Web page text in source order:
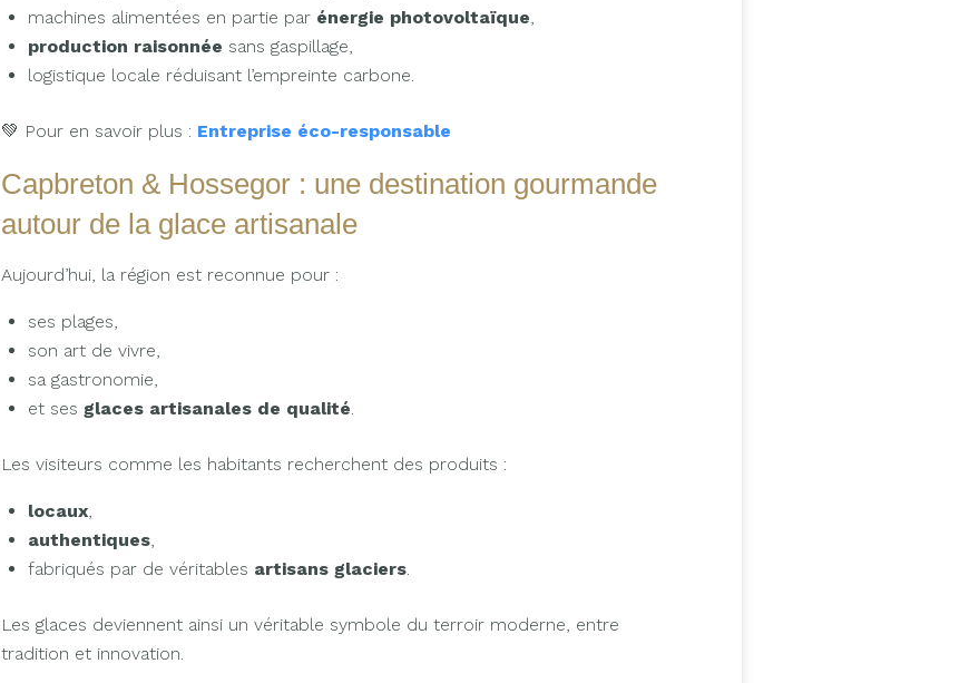
machines alimentées en partie par énergie photovoltaïque,
production raisonnée sans gaspillage,
logistique locale réduisant l’empreinte carbone.
💚 Pour en savoir plus : Entreprise éco-responsable
Capbreton & Hossegor : une destination gourmande
autour de la glace artisanale
Aujourd’hui, la région est reconnue pour :
ses plages,
son art de vivre,
sa gastronomie,
et ses glaces artisanales de qualité.
Les visiteurs comme les habitants recherchent des produits :
locaux,
authentiques,
fabriqués par de véritables artisans glaciers.
Les glaces deviennent ainsi un véritable symbole du terroir moderne, entre
tradition et innovation.